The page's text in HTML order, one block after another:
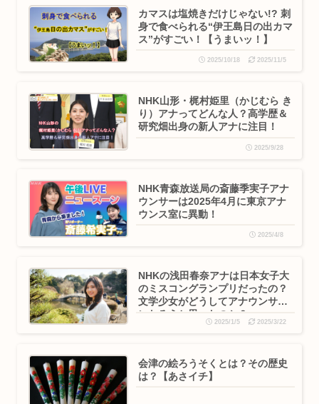
カマスは塩焼きだけじゃない!? 刺
身で食べられる“伊王島日の出カマ
ス”がすごい！【うまいッ！】
2025/10/18 2025/11/5
NHK山形・梶村姫里（かじむら き
り）アナってどんな人？高学歴＆
研究畑出身の新人アナに注目！
2025/9/28
NHK青森放送局の斎藤季実子アナ
ウンサーは2025年4月に東京アナ
ウンス室に異動！
2025/4/8
NHKの浅田春奈アナは日本女子大
のミスコングランプリだったの？
文学少女がどうしてアナウンサー
になろうと思ったのか？
2025/1/5 2025/3/22
会津の絵ろうそくとは？その歴史
は？【あさイチ】